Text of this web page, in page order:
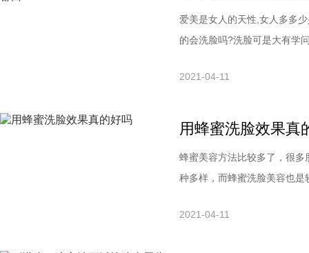
爱美是女人的天性,女人多多
的会洗脸吗?洗脸可是大有学
十种流行的嫩肤美容洗脸方,
2021-04-11
用蜂蜜洗脸效果真
蜂蜜美容方法比较多了，很
种多样，而蜂蜜洗脸美容也
蜜洗脸可以起到排毒养颜、
2021-04-11